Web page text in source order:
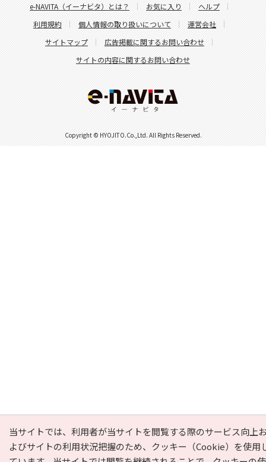
当サイトでは、利用者が当サイトを閲覧する際のサービス向上
よびサイトの利用状況把握のため、クッキー（Cookie）を使用
e-NAVITA（イーナビタ）とは？ お気に入り
ヘルプ
利用規約
個人情報の取り扱いについて
運営会社
サイトマップ
広告掲載に関するお問い合わせ
サイトの内容に関するお問い合わせ
Copyright © HYOJITO.Co.,Ltd. All Rights Reserved.